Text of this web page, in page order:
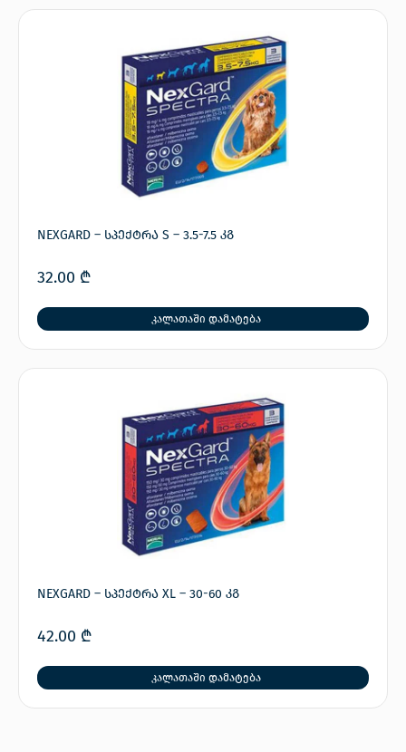
NEXGARD – სპექტრა S – 3.5-7.5 კგ
32.00 ₾
კალათაში დამატება
NEXGARD – სპექტრა XL – 30-60 კგ
42.00 ₾
კალათაში დამატება